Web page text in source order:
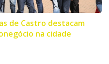
de Castro destacam
na cidade